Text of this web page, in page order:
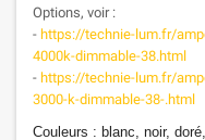
Options, voir :
- https://technie-lum.fr/
4000k-dimmable-38.html
- https://technie-lum.fr/
3000-k-dimmable-38-.html
Couleurs : blanc, noir,